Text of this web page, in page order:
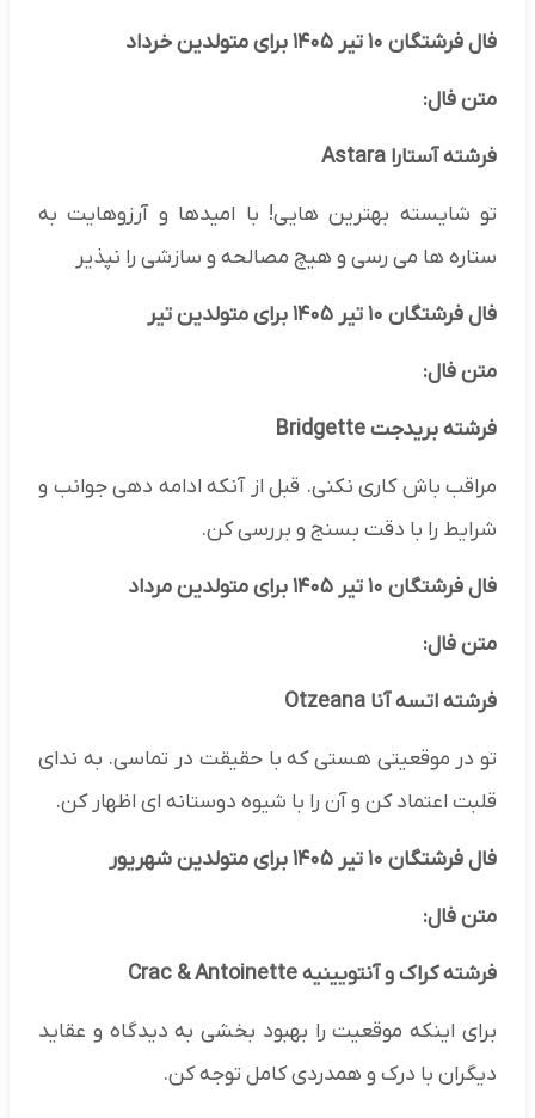
فال فرشتگان ۱۰ تیر ۱۴۰۵ برای متولدین خرداد
متن فال:
فرشته آستارا Astara
تو شایسته بهترین هایی! با امیدها و آرزوهایت به
ستاره ها می رسی و هیچ مصالحه و سازشی را نپذیر
فال فرشتگان ۱۰ تیر ۱۴۰۵ برای متولدین تیر
متن فال:
فرشته بریدجت Bridgette
مراقب باش کاری نکنی. قبل از آنکه ادامه دهی جوانب و
شرایط را با دقت بسنج و بررسی کن.
فال فرشتگان ۱۰ تیر ۱۴۰۵ برای متولدین مرداد
متن فال:
فرشته اتسه آنا Otzeana
تو در موقعیتی هستی که با حقیقت در تماسی. به ندای
قلبت اعتماد کن و آن را با شیوه دوستانه ای اظهار کن.
فال فرشتگان ۱۰ تیر ۱۴۰۵ برای متولدین شهریور
متن فال:
فرشته کراک و آنتویینیه Crac & Antoinette
برای اینکه موقعیت را بهبود بخشی به دیدگاه و عقاید
دیگران با درک و همدردی کامل توجه کن.